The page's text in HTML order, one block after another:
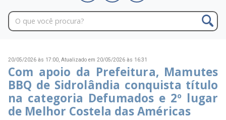
20/05/2026 às 17:00, Atualizado em 20/05/2026 às 16:31
Com apoio da Prefeitura, Mamutes
BBQ de Sidrolândia conquista título
na categoria Defumados e 2º lugar
de Melhor Costela das Américas